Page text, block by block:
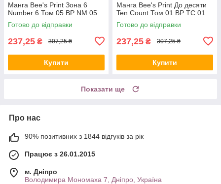
Манга Bee's Print Зона 6
Number 6 Том 05 ВР NM 05
Готово до відправки
237,25 ₴ 307,25 ₴
Купити
Манга Bee's Print До десяти
Ten Count Том 01 ВР TC 01
Готово до відправки
237,25 ₴ 307,25 ₴
Купити
Показати ще
Про нас
90% позитивних з 1844 відгуків за рік
Працює з 26.01.2015
м. Дніпро
Володимира Мономаха 7, Дніпро, Україна